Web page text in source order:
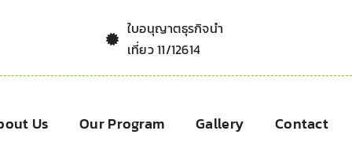
ใบอนุญาตธุรกิจนำ
เที่ยว 11/12614
Us Our Program Gallery Contact